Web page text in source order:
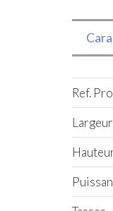
Ref.
Largeur